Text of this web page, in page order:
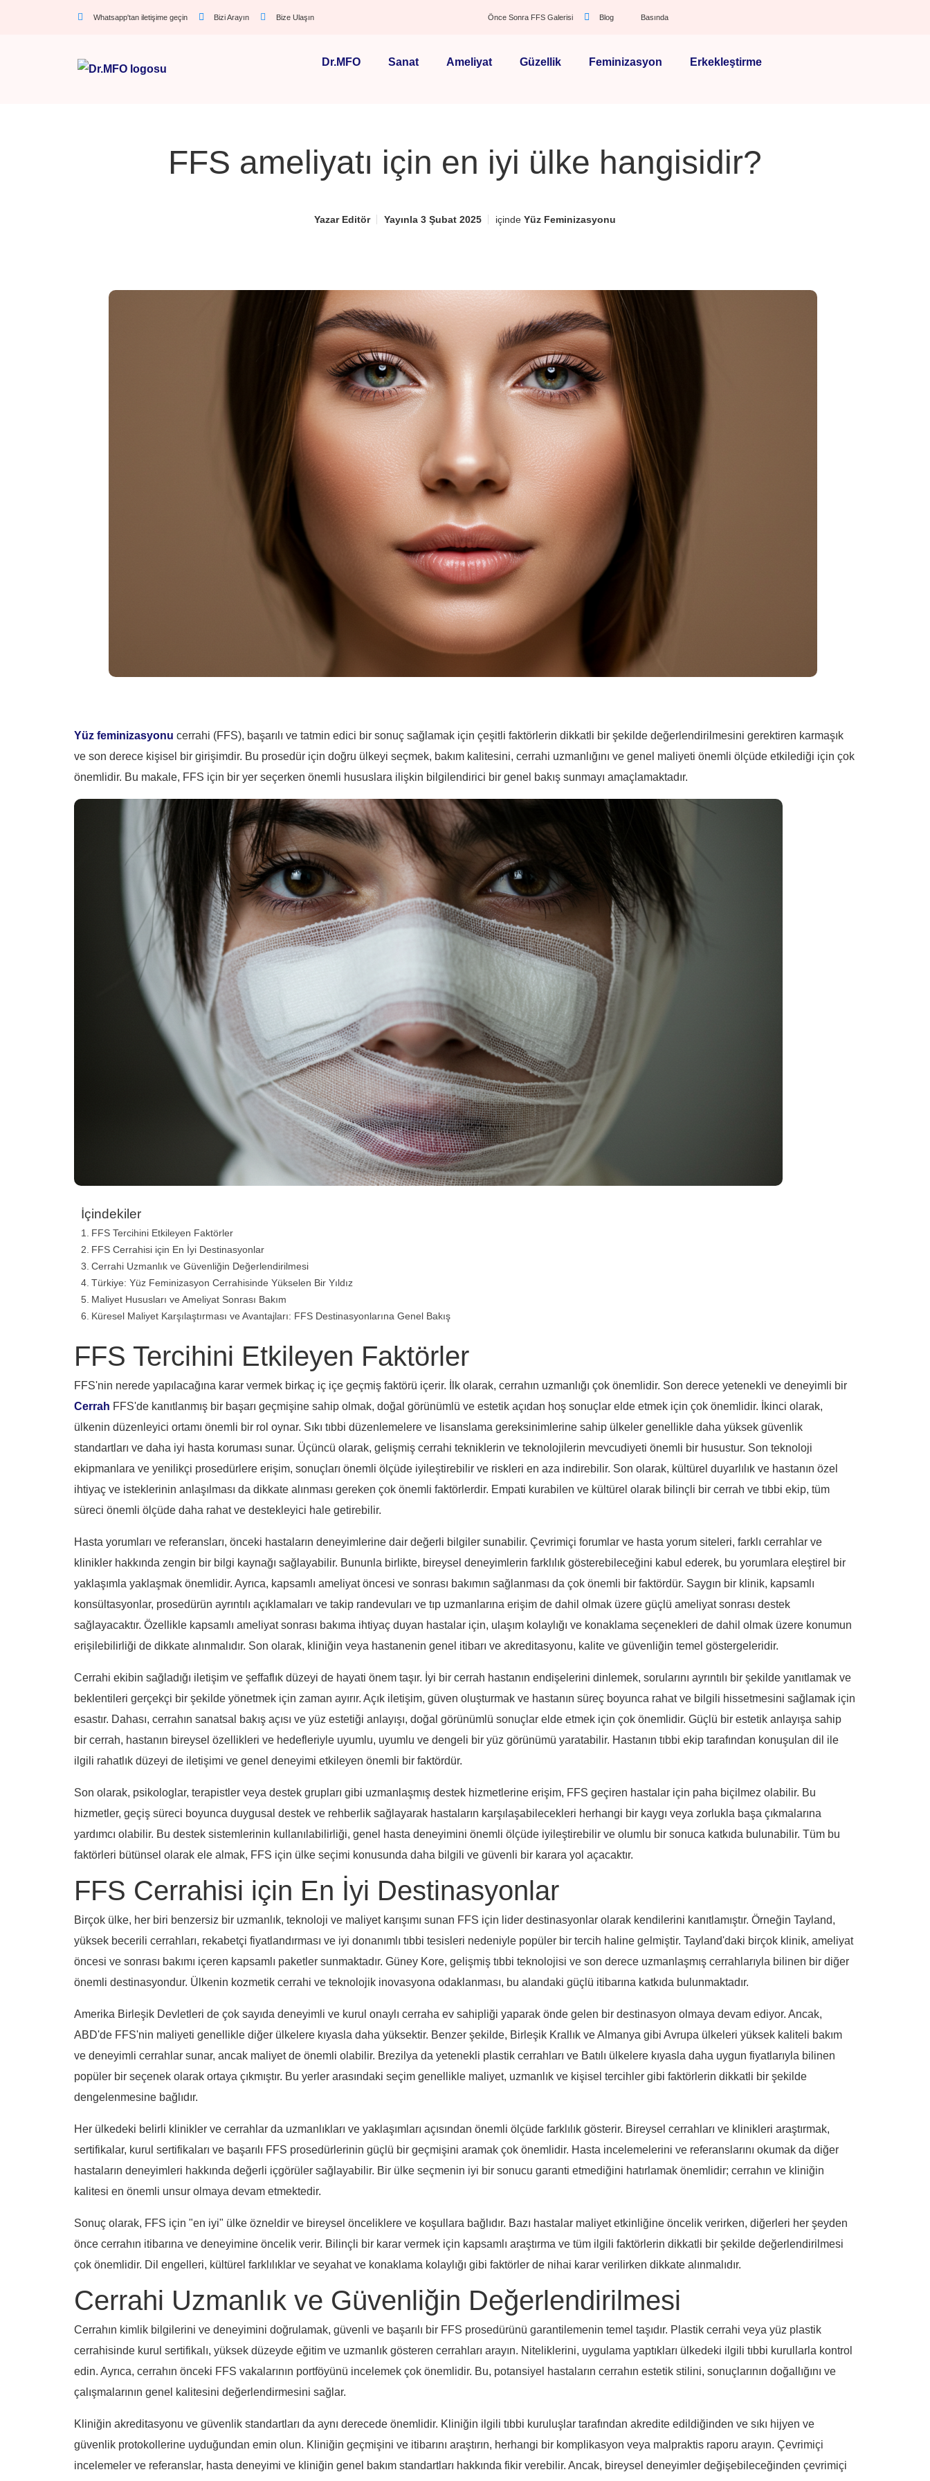
Whatsapp'tan iletişime geçin Bizi Arayın Bize Ulaşın Önce Sonra FFS Galerisi Blog Basında
Dr.MFO Sanat Ameliyat Güzellik Feminizasyon Erkekleştirme
FFS ameliyatı için en iyi ülke hangisidir?
YazarEditör Yayınla 3 Şubat 2025 içinde Yüz Feminizasyonu
Yüz feminizasyonu cerrahi (FFS), başarılı ve tatmin edici bir sonuç sağlamak için çeşitli faktörlerin dikkatli bir şekilde değerlendirilmesini gerektiren karmaşık
ve son derece kişisel bir girişimdir. Bu prosedür için doğru ülkeyi seçmek, bakım kalitesini, cerrahi uzmanlığını ve genel maliyeti önemli ölçüde etkilediği için çok
önemlidir. Bu makale, FFS için bir yer seçerken önemli hususlara ilişkin bilgilendirici bir genel bakış sunmayı amaçlamaktadır.
İçindekiler
FFS Tercihini Etkileyen Faktörler
FFS Cerrahisi için En İyi Destinasyonlar
Cerrahi Uzmanlık ve Güvenliğin Değerlendirilmesi
Türkiye: Yüz Feminizasyon Cerrahisinde Yükselen Bir Yıldız
Maliyet Hususları ve Ameliyat Sonrası Bakım
Küresel Maliyet Karşılaştırması ve Avantajları: FFS Destinasyonlarına Genel Bakış
FFS Tercihini Etkileyen Faktörler
FFS'nin nerede yapılacağına karar vermek birkaç iç içe geçmiş faktörü içerir. İlk olarak, cerrahın uzmanlığı çok önemlidir. Son derece yetenekli ve deneyimli bir
Cerrah FFS'de kanıtlanmış bir başarı geçmişine sahip olmak, doğal görünümlü ve estetik açıdan hoş sonuçlar elde etmek için çok önemlidir. İkinci olarak,
ülkenin düzenleyici ortamı önemli bir rol oynar. Sıkı tıbbi düzenlemelere ve lisanslama gereksinimlerine sahip ülkeler genellikle daha yüksek güvenlik
standartları ve daha iyi hasta koruması sunar. Üçüncü olarak, gelişmiş cerrahi tekniklerin ve teknolojilerin mevcudiyeti önemli bir husustur. Son teknoloji
ekipmanlara ve yenilikçi prosedürlere erişim, sonuçları önemli ölçüde iyileştirebilir ve riskleri en aza indirebilir. Son olarak, kültürel duyarlılık ve hastanın özel
ihtiyaç ve isteklerinin anlaşılması da dikkate alınması gereken çok önemli faktörlerdir. Empati kurabilen ve kültürel olarak bilinçli bir cerrah ve tıbbi ekip, tüm
süreci önemli ölçüde daha rahat ve destekleyici hale getirebilir.
Hasta yorumları ve referansları, önceki hastaların deneyimlerine dair değerli bilgiler sunabilir. Çevrimiçi forumlar ve hasta yorum siteleri, farklı cerrahlar ve
klinikler hakkında zengin bir bilgi kaynağı sağlayabilir. Bununla birlikte, bireysel deneyimlerin farklılık gösterebileceğini kabul ederek, bu yorumlara eleştirel bir
yaklaşımla yaklaşmak önemlidir. Ayrıca, kapsamlı ameliyat öncesi ve sonrası bakımın sağlanması da çok önemli bir faktördür. Saygın bir klinik, kapsamlı
konsültasyonlar, prosedürün ayrıntılı açıklamaları ve takip randevuları ve tıp uzmanlarına erişim de dahil olmak üzere güçlü ameliyat sonrası destek
sağlayacaktır. Özellikle kapsamlı ameliyat sonrası bakıma ihtiyaç duyan hastalar için, ulaşım kolaylığı ve konaklama seçenekleri de dahil olmak üzere konumun
erişilebilirliği de dikkate alınmalıdır. Son olarak, kliniğin veya hastanenin genel itibarı ve akreditasyonu, kalite ve güvenliğin temel göstergeleridir.
Cerrahi ekibin sağladığı iletişim ve şeffaflık düzeyi de hayati önem taşır. İyi bir cerrah hastanın endişelerini dinlemek, sorularını ayrıntılı bir şekilde yanıtlamak ve
beklentileri gerçekçi bir şekilde yönetmek için zaman ayırır. Açık iletişim, güven oluşturmak ve hastanın süreç boyunca rahat ve bilgili hissetmesini sağlamak için
esastır. Dahası, cerrahın sanatsal bakış açısı ve yüz estetiği anlayışı, doğal görünümlü sonuçlar elde etmek için çok önemlidir. Güçlü bir estetik anlayışa sahip
bir cerrah, hastanın bireysel özellikleri ve hedefleriyle uyumlu, uyumlu ve dengeli bir yüz görünümü yaratabilir. Hastanın tıbbi ekip tarafından konuşulan dil ile
ilgili rahatlık düzeyi de iletişimi ve genel deneyimi etkileyen önemli bir faktördür.
Son olarak, psikologlar, terapistler veya destek grupları gibi uzmanlaşmış destek hizmetlerine erişim, FFS geçiren hastalar için paha biçilmez olabilir. Bu
hizmetler, geçiş süreci boyunca duygusal destek ve rehberlik sağlayarak hastaların karşılaşabilecekleri herhangi bir kaygı veya zorlukla başa çıkmalarına
yardımcı olabilir. Bu destek sistemlerinin kullanılabilirliği, genel hasta deneyimini önemli ölçüde iyileştirebilir ve olumlu bir sonuca katkıda bulunabilir. Tüm bu
faktörleri bütünsel olarak ele almak, FFS için ülke seçimi konusunda daha bilgili ve güvenli bir karara yol açacaktır.
FFS Cerrahisi için En İyi Destinasyonlar
Birçok ülke, her biri benzersiz bir uzmanlık, teknoloji ve maliyet karışımı sunan FFS için lider destinasyonlar olarak kendilerini kanıtlamıştır. Örneğin Tayland,
yüksek becerili cerrahları, rekabetçi fiyatlandırması ve iyi donanımlı tıbbi tesisleri nedeniyle popüler bir tercih haline gelmiştir. Tayland'daki birçok klinik, ameliyat
öncesi ve sonrası bakımı içeren kapsamlı paketler sunmaktadır. Güney Kore, gelişmiş tıbbi teknolojisi ve son derece uzmanlaşmış cerrahlarıyla bilinen bir diğer
önemli destinasyondur. Ülkenin kozmetik cerrahi ve teknolojik inovasyona odaklanması, bu alandaki güçlü itibarına katkıda bulunmaktadır.
Amerika Birleşik Devletleri de çok sayıda deneyimli ve kurul onaylı cerraha ev sahipliği yaparak önde gelen bir destinasyon olmaya devam ediyor. Ancak,
ABD'de FFS'nin maliyeti genellikle diğer ülkelere kıyasla daha yüksektir. Benzer şekilde, Birleşik Krallık ve Almanya gibi Avrupa ülkeleri yüksek kaliteli bakım
ve deneyimli cerrahlar sunar, ancak maliyet de önemli olabilir. Brezilya da yetenekli plastik cerrahları ve Batılı ülkelere kıyasla daha uygun fiyatlarıyla bilinen
popüler bir seçenek olarak ortaya çıkmıştır. Bu yerler arasındaki seçim genellikle maliyet, uzmanlık ve kişisel tercihler gibi faktörlerin dikkatli bir şekilde
dengelenmesine bağlıdır.
Her ülkedeki belirli klinikler ve cerrahlar da uzmanlıkları ve yaklaşımları açısından önemli ölçüde farklılık gösterir. Bireysel cerrahları ve klinikleri araştırmak,
sertifikalar, kurul sertifikaları ve başarılı FFS prosedürlerinin güçlü bir geçmişini aramak çok önemlidir. Hasta incelemelerini ve referanslarını okumak da diğer
hastaların deneyimleri hakkında değerli içgörüler sağlayabilir. Bir ülke seçmenin iyi bir sonucu garanti etmediğini hatırlamak önemlidir; cerrahın ve kliniğin
kalitesi en önemli unsur olmaya devam etmektedir.
Sonuç olarak, FFS için "en iyi" ülke özneldir ve bireysel önceliklere ve koşullara bağlıdır. Bazı hastalar maliyet etkinliğine öncelik verirken, diğerleri her şeyden
önce cerrahın itibarına ve deneyimine öncelik verir. Bilinçli bir karar vermek için kapsamlı araştırma ve tüm ilgili faktörlerin dikkatli bir şekilde değerlendirilmesi
çok önemlidir. Dil engelleri, kültürel farklılıklar ve seyahat ve konaklama kolaylığı gibi faktörler de nihai karar verilirken dikkate alınmalıdır.
Cerrahi Uzmanlık ve Güvenliğin Değerlendirilmesi
Cerrahın kimlik bilgilerini ve deneyimini doğrulamak, güvenli ve başarılı bir FFS prosedürünü garantilemenin temel taşıdır. Plastik cerrahi veya yüz plastik
cerrahisinde kurul sertifikalı, yüksek düzeyde eğitim ve uzmanlık gösteren cerrahları arayın. Niteliklerini, uygulama yaptıkları ülkedeki ilgili tıbbi kurullarla kontrol
edin. Ayrıca, cerrahın önceki FFS vakalarının portföyünü incelemek çok önemlidir. Bu, potansiyel hastaların cerrahın estetik stilini, sonuçlarının doğallığını ve
çalışmalarının genel kalitesini değerlendirmesini sağlar.
Kliniğin akreditasyonu ve güvenlik standartları da aynı derecede önemlidir. Kliniğin ilgili tıbbi kuruluşlar tarafından akredite edildiğinden ve sıkı hijyen ve
güvenlik protokollerine uyduğundan emin olun. Kliniğin geçmişini ve itibarını araştırın, herhangi bir komplikasyon veya malpraktis raporu arayın. Çevrimiçi
incelemeler ve referanslar, hasta deneyimi ve kliniğin genel bakım standartları hakkında fikir verebilir. Ancak, bireysel deneyimler değişebileceğinden çevrimiçi